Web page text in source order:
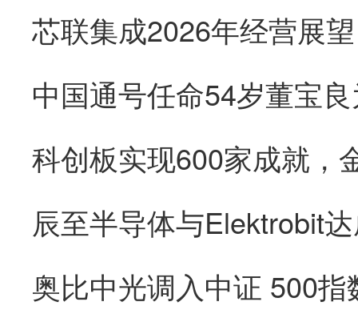
辰至半导体与Elektrobit